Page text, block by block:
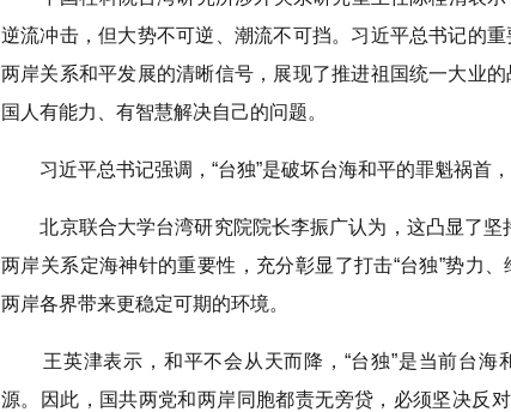
逆流冲击，但大势不可逆、潮流不可挡。习近平总书记的
两岸关系和平发展的清晰信号，展现了推进祖国统一大业
国人有能力、有智慧解决自己的问题。
习近平总书记强调，“台独”是破坏台海和平的罪魁祸首
北京联合大学台湾研究院院长李振广认为，这凸显了坚
两岸关系定海神针的重要性，充分彰显了打击“台独”势力
两岸各界带来更稳定可期的环境。
王英津表示，和平不会从天而降，“台独”是当前台海
源。因此，国共两党和两岸同胞都责无旁贷，必须坚决反